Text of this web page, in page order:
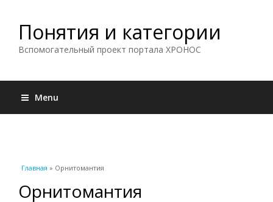
Понятия и категории
Вспомогательный проект портала ХРОНОС
Menu
Вы здесь
Главная » Орнитомантия
Орнитомантия